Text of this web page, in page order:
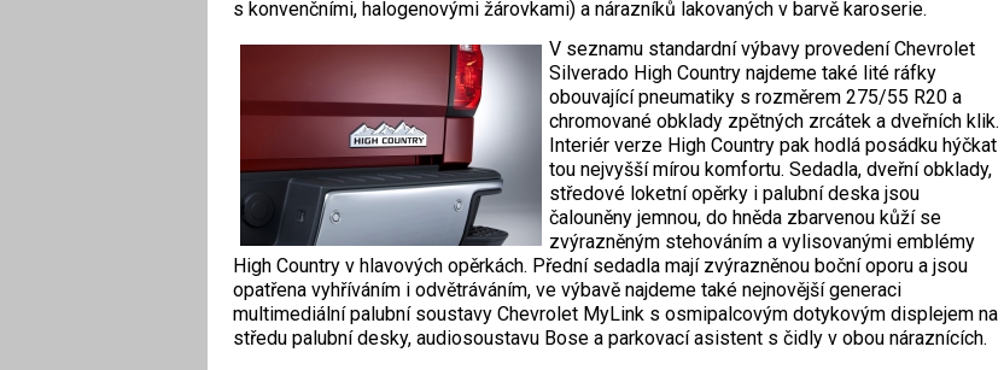
s konvenčními, halogenovými žárovkami) a nárazníků lakovaných v barvě karoserie.
V seznamu standardní výbavy provedení Chevrolet
Silverado High Country najdeme také lité ráfky
obouvající pneumatiky s rozměrem 275/55 R20 a
chromované obklady zpětných zrcátek a dveřních klik.
Interiér verze High Country pak hodlá posádku hýčkat
tou nejvyšší mírou komfortu. Sedadla, dveřní obklady,
středové loketní opěrky i palubní deska jsou
čalouněny jemnou, do hněda zbarvenou kůží se
zvýrazněným stehováním a vylisovanými emblémy
High Country v hlavových opěrkách. Přední sedadla mají zvýrazněnou boční oporu a jsou
opatřena vyhříváním i odvětráváním, ve výbavě najdeme také nejnovější generaci
multimediální palubní soustavy Chevrolet MyLink s osmipalcovým dotykovým displejem na
středu palubní desky, audiosoustavu Bose a parkovací asistent s čidly v obou náraznících.